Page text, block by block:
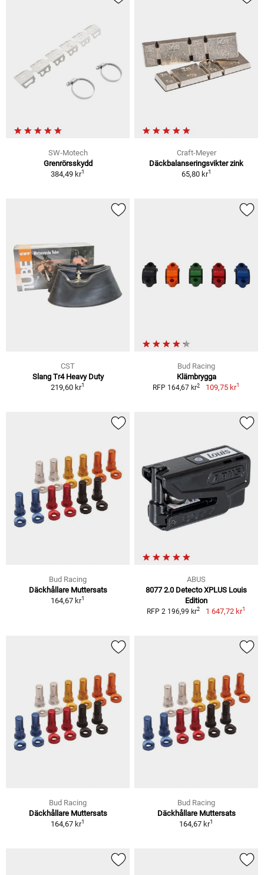
SW-Motech
Grenrörsskydd
384,49 kr1
Craft-Meyer
Däckbalanseringsvikter zink
65,80 kr1
CST
Slang Tr4 Heavy Duty
219,60 kr1
Bud Racing
Klämbrygga
RFP 164,67 kr2 109,75 kr1
Bud Racing
Däckhållare Muttersats
164,67 kr1
ABUS
8077 2.0 Detecto XPLUS Louis
Edition
RFP 2 196,99 kr2 1 647,72 kr1
Bud Racing
Däckhållare Muttersats
164,67 kr1
Bud Racing
Däckhållare Muttersats
164,67 kr1